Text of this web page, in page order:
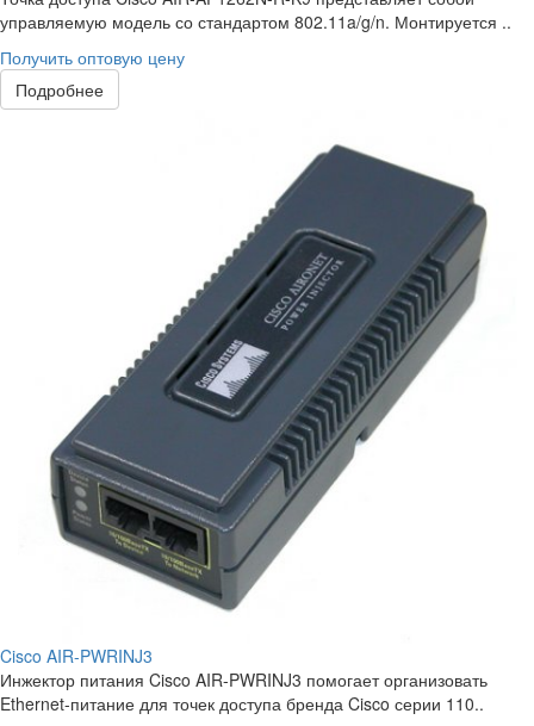
управляемую модель со стандартом 802.11a/g/n. Монтируется ..
Получить оптовую цену
Подробнее
Cisco AIR-PWRINJ3
Инжектор питания Cisco AIR-PWRINJ3 помогает организовать
Ethernet-питание для точек доступа бренда Cisco серии 110..